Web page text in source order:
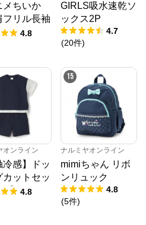
メちいか
フリル長袖
4.8
GIRLS吸水速乾ソ
ックス2P
4.7
(20件)
オンライン
冷感】ドッ
カットセッ
プ
4.8
15
ナルミヤオンライン
mimiちゃん リボ
ンリュック
4.8
(5件)